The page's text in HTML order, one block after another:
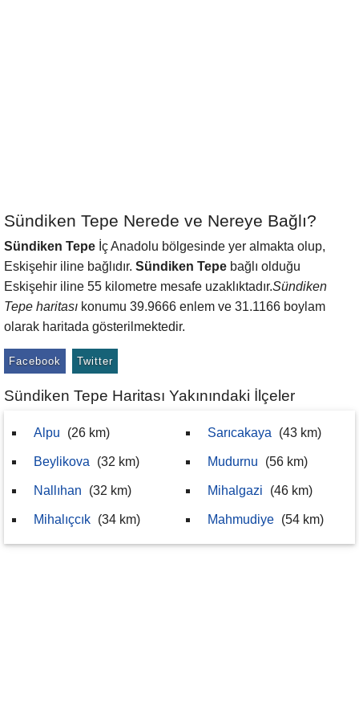
Sündiken Tepe Nerede ve Nereye Bağlı?
Sündiken Tepe İç Anadolu bölgesinde yer almakta olup,
Eskişehir iline bağlıdır. Sündiken Tepe bağlı olduğu
Eskişehir iline 55 kilometre mesafe uzaklıktadır.Sündiken
Tepe haritası konumu 39.9666 enlem ve 31.1166 boylam
olarak haritada gösterilmektedir.
Facebook Twitter
Sündiken Tepe Haritası Yakınındaki İlçeler
Alpu (26 km)
Beylikova (32 km)
Nallıhan (32 km)
Mihalıçcık (34 km)
Sarıcakaya (43 km)
Mudurnu (56 km)
Mihalgazi (46 km)
Mahmudiye (54 km)